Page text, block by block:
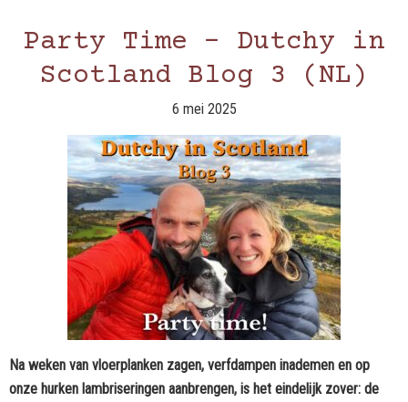
Party Time – Dutchy in
Scotland Blog 3 (NL)
6 mei 2025
Na weken van vloerplanken zagen, verfdampen inademen en op
onze hurken lambriseringen aanbrengen, is het eindelijk zover: de